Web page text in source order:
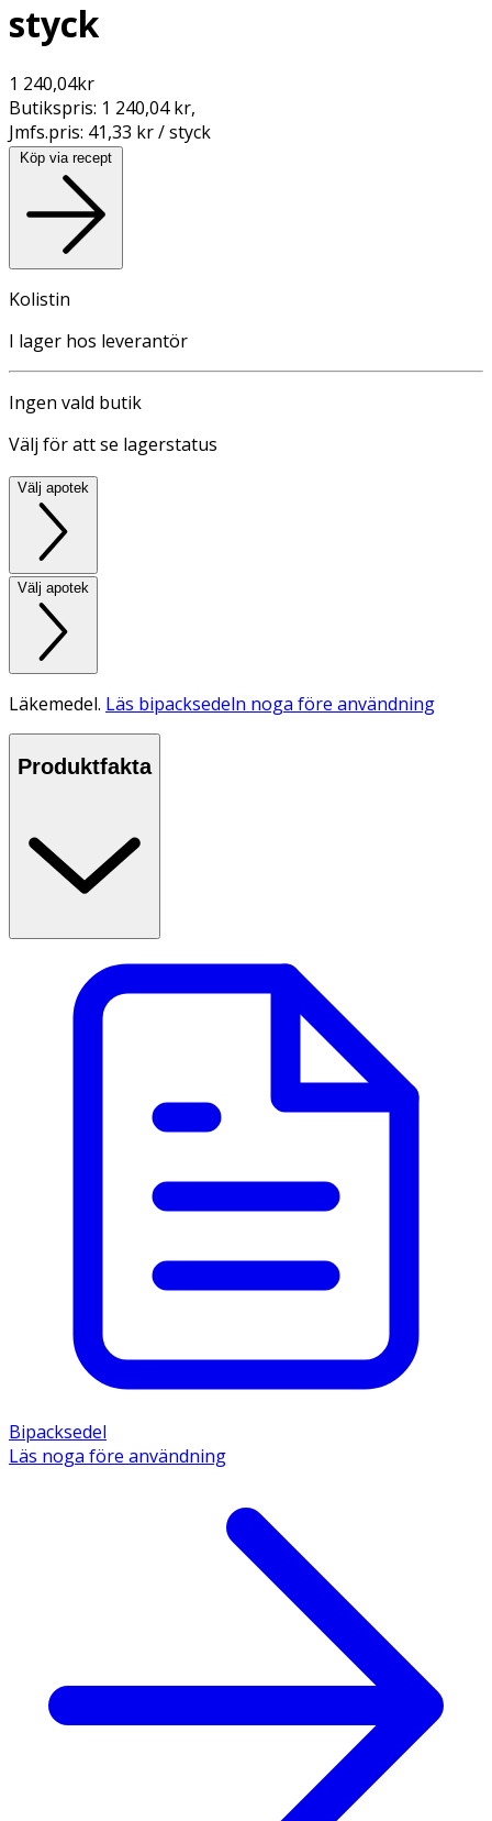
styck
1 240,04kr
Butikspris: 1 240,04 kr,
Jmfs.pris: 41,33 kr / styck
Köp via recept
Kolistin
I lager hos leverantör
Ingen vald butik
Välj för att se lagerstatus
Välj apotek
Välj apotek
Läkemedel. Läs bipacksedeln noga före användning
Produktfakta
Bipacksedel
Läs noga före användning